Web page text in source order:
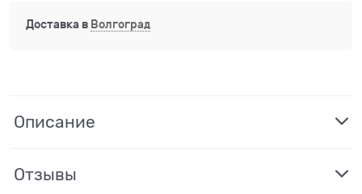
Доставка в Волгоград
Описание
Отзывы